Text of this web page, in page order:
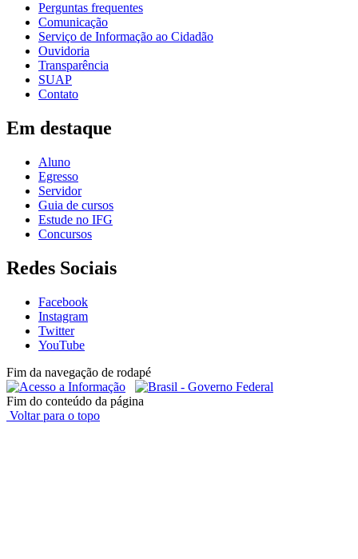
Perguntas frequentes
Comunicação
Serviço de Informação ao Cidadão
Ouvidoria
Transparência
SUAP
Contato
Em destaque
Aluno
Egresso
Servidor
Guia de cursos
Estude no IFG
Concursos
Redes Sociais
Facebook
Instagram
Twitter
YouTube
Fim da navegação de rodapé
Fim do conteúdo da página
Voltar para o topo